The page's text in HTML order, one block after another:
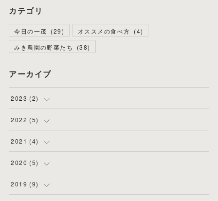
カテゴリ
今日の一茂 (29) オススメの食べ方 (4)
みき農園の野菜たち
(38)
アーカイブ
2023 (2)
(1
(1
2022 (5)
(4
(1
2021 (4)
(1
(2
2020 (5)
(2
2019 (9)